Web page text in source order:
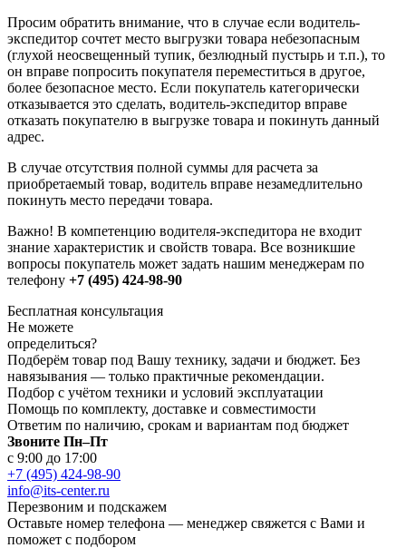
Просим обратить внимание, что в случае если водитель-
экспедитор сочтет место выгрузки товара небезопасным
(глухой неосвещенный тупик, безлюдный пустырь и т.п.), то
он вправе попросить покупателя переместиться в другое,
более безопасное место. Если покупатель категорически
отказывается это сделать, водитель-экспедитор вправе
отказать покупателю в выгрузке товара и покинуть данный
адрес.
В случае отсутствия полной суммы для расчета за
приобретаемый товар, водитель вправе незамедлительно
покинуть место передачи товара.
Важно! В компетенцию водителя-экспедитора не входит
знание характеристик и свойств товара. Все возникшие
вопросы покупатель может задать нашим менеджерам по
телефону +7 (495) 424-98-90
Бесплатная консультация
Не можете
определиться?
Подберём товар под Вашу технику, задачи и бюджет. Без
навязывания — только практичные рекомендации.
Подбор с учётом техники и условий эксплуатации
Помощь по комплекту, доставке и совместимости
Ответим по наличию, срокам и вариантам под бюджет
Звоните Пн–Пт
с 9:00 до 17:00
+7 (495) 424-98-90
info@its-center.ru
Перезвоним и подскажем
Оставьте номер телефона — менеджер свяжется с Вами и
поможет с подбором